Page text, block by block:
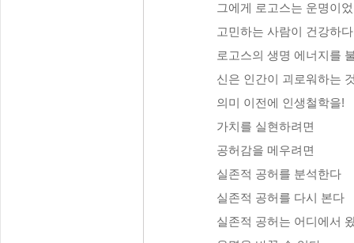
그에게 로고스는 운명이
고민하는 사람이 건강하다
로고스의 생명 에너지를
신은 인간이 괴로워하는
의미 이전에 인생철학을!
가치를 실현하려면
공허감을 메우려면
실존적 공허를 분석한다
실존적 공허를 다시 본다
실존적 공허는 어디에서